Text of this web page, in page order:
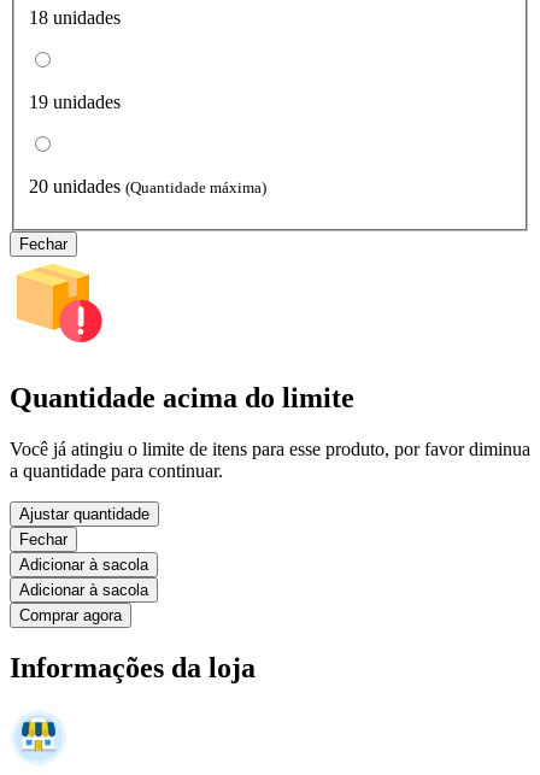
18 unidades
19 unidades
20 unidades (Quantidade máxima)
Fechar
Quantidade acima do limite
Você já atingiu o limite de itens para esse produto, por favor diminua
a quantidade para continuar.
Ajustar quantidade
Fechar
Adicionar à sacola
Adicionar à sacola
Comprar agora
Informações da loja